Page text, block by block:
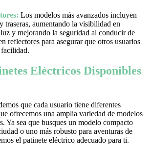
Los modelos más avanzados incluyen
traseras, aumentando la visibilidad en
y mejorando la seguridad al conducir de
reflectores para asegurar que otros usuarios
Eléctricos Disponibles
que cada usuario tiene diferentes
ofrecemos una amplia variedad de modelos
Ya sea que busques un modelo compacto
o uno más robusto para aventuras de
el patinete eléctrico adecuado para ti.